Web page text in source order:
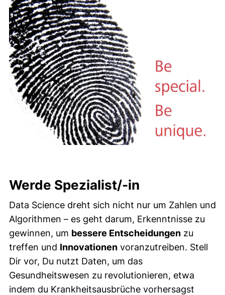
Werde Spezialist/-in
Data Science dreht sich nicht nur um Zahlen und
Algorithmen – es geht darum, Erkenntnisse zu
gewinnen, um bessere Entscheidungen zu
treffen und Innovationen voranzutreiben. Stell
Dir vor, Du nutzt Daten, um das
Gesundheitswesen zu revolutionieren, etwa
indem du Krankheitsausbrüche vorhersagst